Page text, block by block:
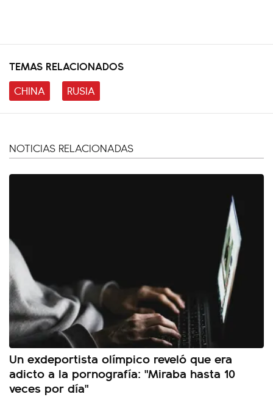
TEMAS RELACIONADOS
CHINA
RUSIA
NOTICIAS RELACIONADAS
Un exdeportista olímpico reveló que era
adicto a la pornografía: "Miraba hasta 10
veces por día"